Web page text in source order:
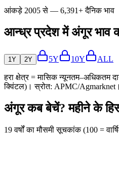
आंकड़े 2005 से — 6,391+ दैनिक भाव
आन्ध्र प्रदेश में अंगूर भाव
1Y 2Y 5Y 10Y ALL
हरा क्षेत्र = मासिक न्यूनतम–अधिकतम
क्विंटल)। स्रोत: APMC/Agmarknet।
अंगूर कब बेचें? महीने के
19 वर्षों का मौसमी सूचकांक (100 =